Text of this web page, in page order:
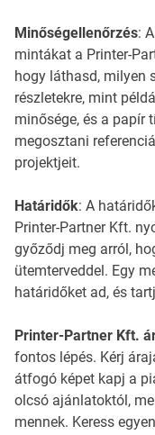
Minőségellenőrzés:
mintákat a Printer-
hogy láthasd, milyen
részletekre, mint
minősége, és a papír
megosztani
projektjeit.
Határidők: A
Printer-Partner Kft.
győződj meg arról,
ütemterveddel. Egy
határidőket ad, és
Printer-Partner Kft.
fontos lépés. Kérj
átfogó képet kapj a
olcsó ajánlatoktól,
mennek. Keress